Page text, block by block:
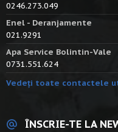
0246.273.049
Enel - Deranjamente
021.9291
Apa Service Bolintin-Vale
0731.551.624
Vedeți toate contactele
ÎNSCRIE-TE LA